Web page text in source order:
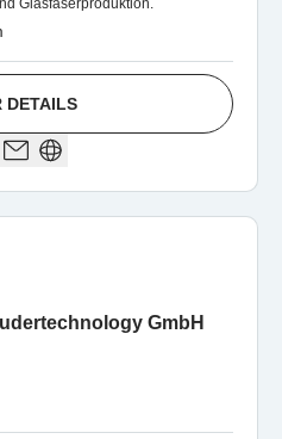
Glasfaserproduktion.
DETAILS
GmbH